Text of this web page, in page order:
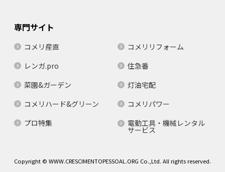
専門サイト
コメリ産直
コメリリフォーム
レンガ.pro
住急番
菜園&ガーデン
灯油宅配
コメリハード&グリーン
コメリパワー
プロ特集
電動工具・機械レンタル
サービス
Copyright © WWW.CRESCIMENTOPESSOAL.ORG Co.,Ltd. All rights reserved.